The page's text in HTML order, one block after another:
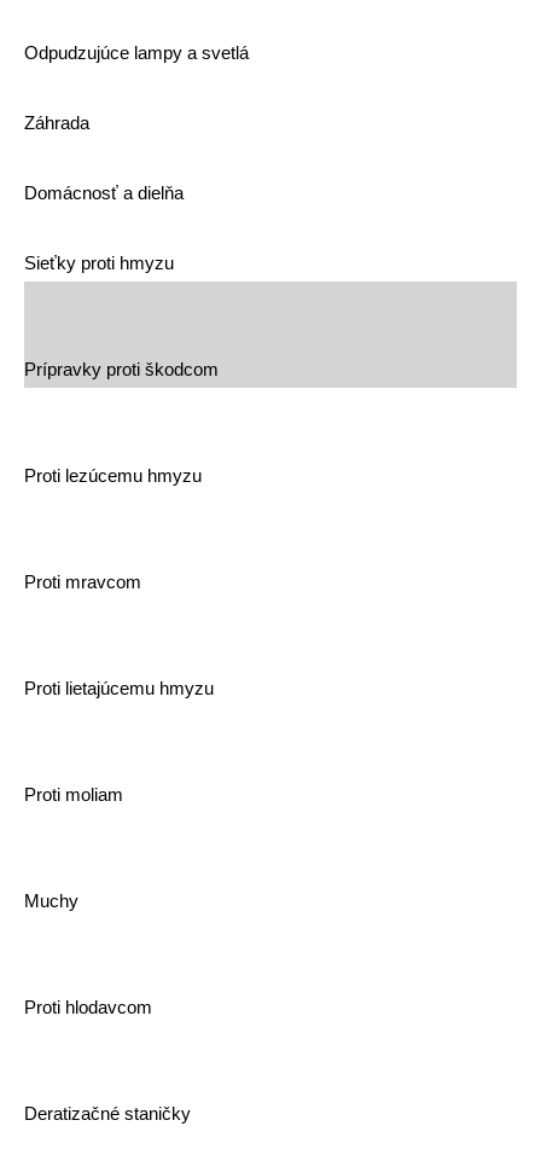
Odpudzujúce lampy a svetlá
Záhrada
Domácnosť a dielňa
Sieťky proti hmyzu
Prípravky proti škodcom
Proti lezúcemu hmyzu
Proti mravcom
Proti lietajúcemu hmyzu
Proti moliam
Muchy
Proti hlodavcom
Deratizačné staničky